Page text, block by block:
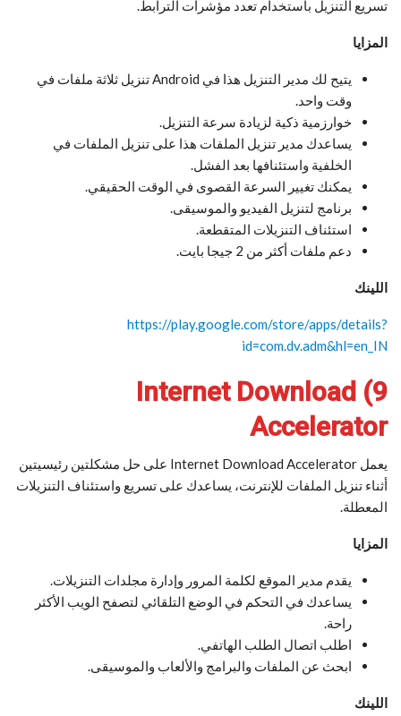
تسريع التنزيل باستخدام تعدد مؤشرات الترابط.
المزايا
يتيح لك مدير التنزيل هذا في Android تنزيل ثلاثة ملفات في
وقت واحد.
خوارزمية ذكية لزيادة سرعة التنزيل.
يساعدك مدير تنزيل الملفات هذا على تنزيل الملفات في
الخلفية واستئنافها بعد الفشل.
يمكنك تغيير السرعة القصوى في الوقت الحقيقي.
برنامج لتنزيل الفيديو والموسيقى.
استئناف التنزيلات المتقطعة.
دعم ملفات أكثر من 2 جيجا بايت.
اللينك
https://play.google.com/store/apps/details?
id=com.dv.adm&hl=en_IN
9) Internet Download
Accelerator
يعمل Internet Download Accelerator على حل مشكلتين رئيسيتين
أثناء تنزيل الملفات للإنترنت، يساعدك على تسريع واستئناف التنزيلات
المعطلة.
المزايا
يقدم مدير الموقع لكلمة المرور وإدارة مجلدات التنزيلات.
يساعدك في التحكم في الوضع التلقائي لتصفح الويب الأكثر
راحة.
اطلب اتصال الطلب الهاتفي.
ابحث عن الملفات والبرامج والألعاب والموسيقى.
اللينك